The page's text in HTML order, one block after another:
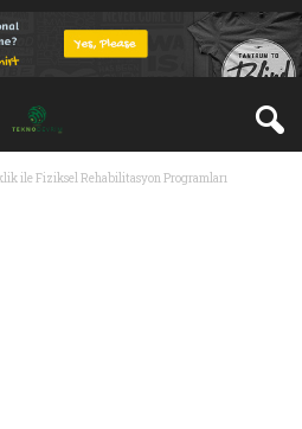
ile Fiziksel Rehabilitasyon Programları